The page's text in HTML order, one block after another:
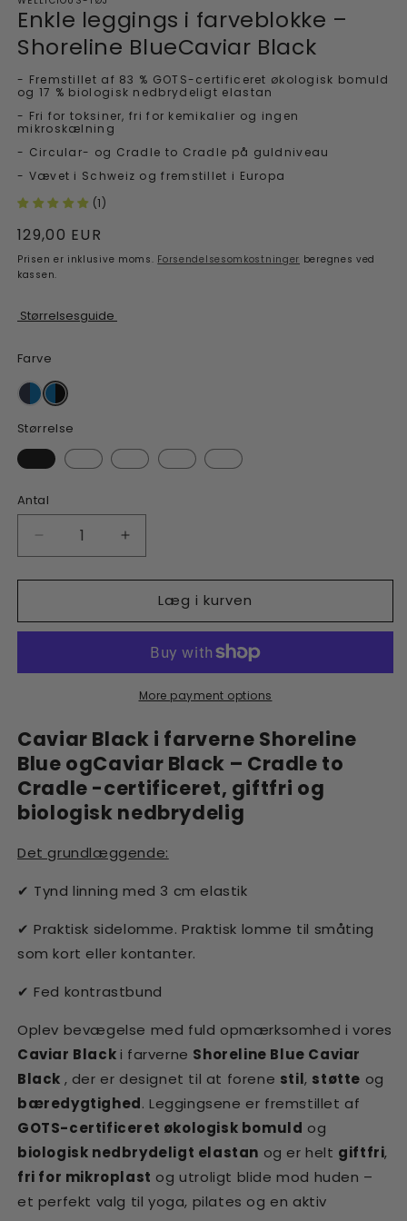
Enkle leggings i farveblokke –
Shoreline BlueCaviar Black
- Fremstillet af 83 % GOTS-certificeret økologisk bomuld
og 17 % biologisk nedbrydeligt elastan
- Fri for toksiner, fri for kemikalier og ingen
mikroskælning
- Circular- og Cradle to Cradle på guldniveau
- Vævet i Schweiz og fremstillet i Europa
(1)
Normalpris
129,00 EUR
Prisen er inklusive moms. Forsendelsesomkostninger beregnes ved
kassen.
Størrelsesguide
Farve
Størrelse
Antal
Reducer
antallet
af
Colour
–
Black
Øg
antallet
af
Easy
Colour
Leggings
–
Shoreline
Black
Læg i kurven
More payment options
Caviar Black i farverne Shoreline
Blue ogCaviar Black – Cradle to
Cradle -certificeret, giftfri og
biologisk nedbrydelig
Det grundlæggende:
✔ Tynd linning med 3 cm elastik
✔ Praktisk sidelomme. Praktisk lomme til småting
som kort eller kontanter.
✔ Fed kontrastbund
Oplev bevægelse med fuld opmærksomhed i vores
Caviar Blacki farverne Shoreline Blue Caviar
Black , der er designet til at forene stil, støtte og
bæredygtighed. Leggingsene er fremstillet af
GOTS-certificeret økologisk bomuld og
biologisk nedbrydeligt elastan og er helt giftfri,
fri for mikroplast og utroligt blide mod huden –
et perfekt valg til yoga, pilates og en aktiv